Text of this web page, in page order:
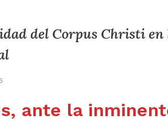
del Corpus Christi en
ante la